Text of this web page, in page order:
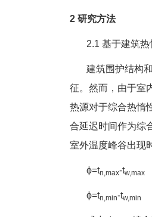
2 研究方法
2.1 基于建筑热
建筑围护结构和
征。然而，由于室
热源对于综合热惰
合延迟时间作为综
室外温度峰谷出现
ϕ=tn,max-tw,max
ϕ=tn,min-tw,min